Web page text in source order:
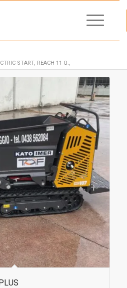
START, REACH 11 Q.,